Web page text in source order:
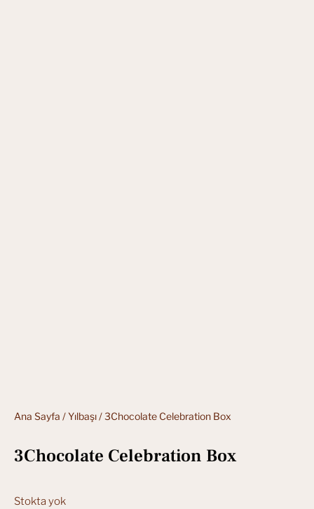
Ana Sayfa /Yılbaşı/ 3Chocolate Celebration Box
3Chocolate Celebration Box
Stokta yok